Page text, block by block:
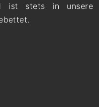
ist stets in unsere